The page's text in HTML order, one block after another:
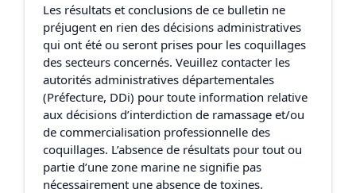
Les résultats et conclusions de ce bulletin ne
préjugent en rien des décisions administratives
qui ont été ou seront prises pour les coquillages
des secteurs concernés. Veuillez contacter les
autorités administratives départementales
(Préfecture, DDi) pour toute information relative
aux décisions d’interdiction de ramassage et/ou
de commercialisation professionnelle des
coquillages. L’absence de résultats pour tout ou
partie d’une zone marine ne signifie pas
nécessairement une absence de toxines.